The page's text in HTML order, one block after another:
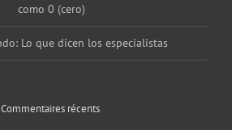
como 0 (cero)
Lo que dicen los especialistas
Commentaires récents